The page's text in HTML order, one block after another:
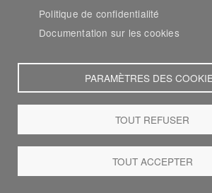
Unblack metal
Uptempo
Rap West Coast
Jazz
Western Swing
Witch
Wizard rock
Wonky
Yéyé
Yéla
Youth
Ziglibithy
Politique de confidentialité
Documentation sur les cookies
PARAMÈTRES DES
TOUT REFUSER
TOUT ACCEPTER